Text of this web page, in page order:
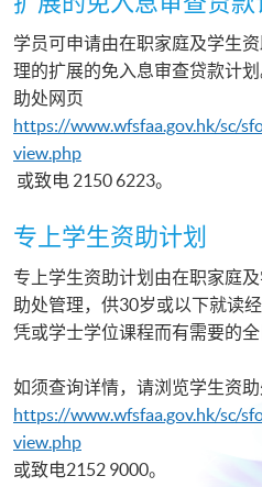
学员可申请由在职家庭及学生
理的扩展的免入息审查贷款计划
助处网页
https://www.wfsfaa.gov.hk/sc/
view.php
或致电 2150 6223。
专上学生资助计划
专上学生资助计划由在职家庭
助处管理，供30岁或以下就读
凭或学士学位课程而有需要的全
如须查询详情，请浏览学生资
https://www.wfsfaa.gov.hk/sc/
view.php
或致电2152 9000。